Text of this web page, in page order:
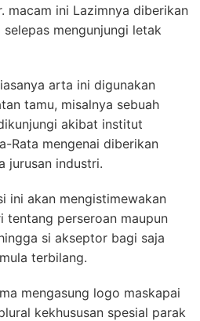
macam ini Lazimnya diberikan
mengunjungi letak
arta ini digunakan
tamu, misalnya sebuah
akibat institut
Rata mengenai diberikan
jurusan industri.
ini akan mengistimewakan
tentang perseroan maupun
si akseptor bagi saja
terbilang.
mengasung logo maskapai
kekhususan spesial parak